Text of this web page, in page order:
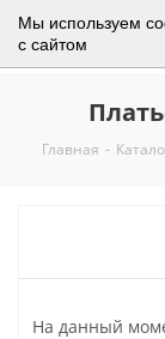
Мы используем
с сайтом
Главная -
На данный